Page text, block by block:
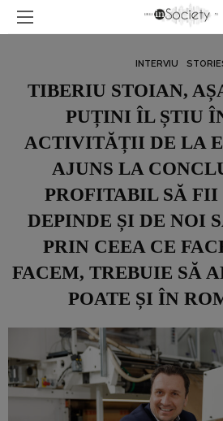
INTERVIU
TIBERIU STOIAN,
PUȚINI ÎL ȘTIU
ACTIVITĂȚII DE LA
AJUNS LA
PROFITABIL SĂ FII
DEPINDE ȘI DE NOI
PRIN CEEA CE
FACEM, TREBUIE SĂ
POATE ȘI ÎN